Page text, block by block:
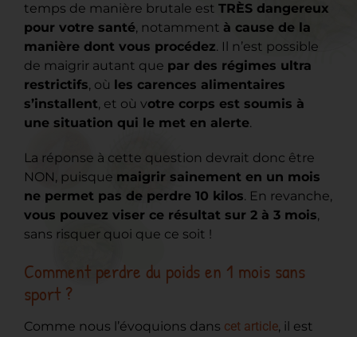
temps de manière brutale est TRÈS dangereux
pour votre santé, notamment à cause de la
manière dont vous procédez. Il n’est possible
de maigrir autant que par des régimes ultra
restrictifs, où
les carences alimentaires
s’installent, et où votre corps est soumis à
une situation qui le met en alerte.
La réponse à cette question devrait donc être
NON, puisque maigrir sainement en un mois
ne permet pas de perdre 10 kilos. En revanche,
vous pouvez viser ce résultat sur 2 à 3 mois,
sans risquer quoi que ce soit !
Comment perdre du poids en 1 mois sans
sport ?
Comme nous l’évoquions dans cet article, il est